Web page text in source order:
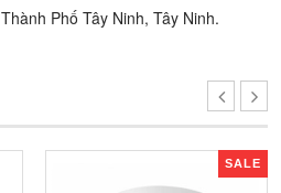
Phố Tây Ninh, Tây Ninh.
SALE